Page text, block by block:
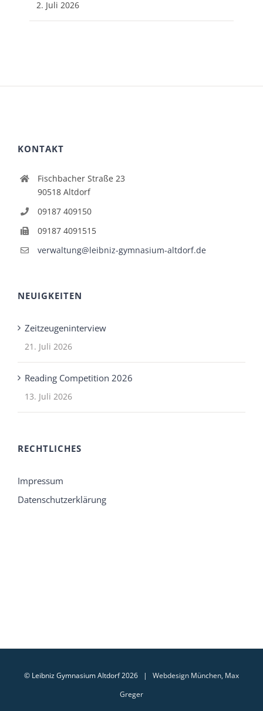
2. Juli 2026
KONTAKT
Fischbacher Straße 23
90518 Altdorf
09187 409150
09187 4091515
verwaltung@leibniz-gymnasium-altdorf.de
NEUIGKEITEN
Zeitzeugeninterview
21. Juli 2026
Reading Competition 2026
13. Juli 2026
RECHTLICHES
Impressum
Datenschutzerklärung
© Leibniz Gymnasium Altdorf 2026 | Webdesign München, Max
Greger